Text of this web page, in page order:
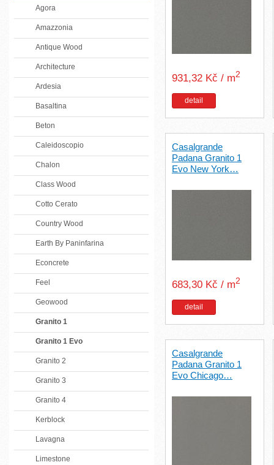
Agora
Amazzonia
Antique Wood
Architecture
Ardesia
Basaltina
Beton
Caleidoscopio
Chalon
Class Wood
Cotto Cerato
Country Wood
Earth By Paninfarina
Econcrete
Feel
Geowood
Granito 1
Granito 1 Evo
Granito 2
Granito 3
Granito 4
Kerblock
Lavagna
Limestone
931,32 Kč / m2
detail
Casalgrande
Padana Granito 1
Evo New York…
683,30 Kč / m2
detail
Casalgrande
Padana Granito 1
Evo Chicago…